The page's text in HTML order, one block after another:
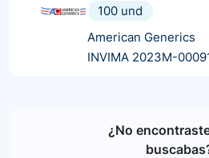
100 und
American Generics
INVIMA 2023M-
¿No